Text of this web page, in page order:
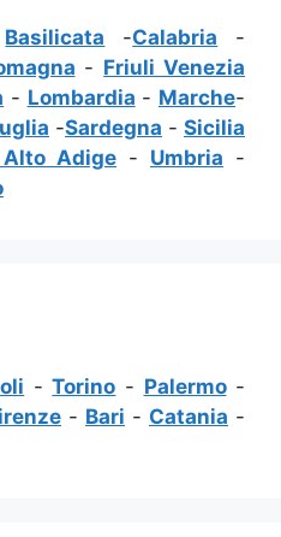
Basilicata -Calabria -
- Friuli Venezia
- Lombardia - Marche-
-Sardegna - Sicilia
Adige - Umbria -
-Torino - Palermo-
- Bari - Catania -